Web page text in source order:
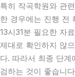
특히 작곡학원와 관
한 경우에는 진행 전
13시31분 필요한 자
제대로 확인하지 않
다. 따라서 최종 단계
검하는 것이 좋습니